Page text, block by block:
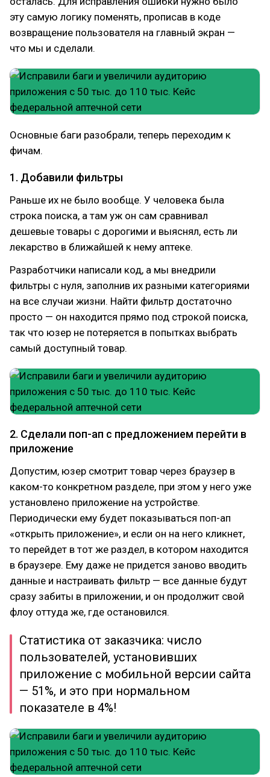
эту самую логику поменять, прописав в коде
возвращение пользователя на главный экран —
что мы и сделали.
Основные баги разобрали, теперь переходим к
фичам.
1. Добавили фильтры
Раньше их не было вообще. У человека была
строка поиска, а там уж он сам сравнивал
дешевые товары с дорогими и выяснял, есть ли
лекарство в ближайшей к нему аптеке.
Разработчики написали код, а мы внедрили
фильтры с нуля, заполнив их разными категориями
на все случаи жизни. Найти фильтр достаточно
просто — он находится прямо под строкой поиска,
так что юзер не потеряется в попытках выбрать
самый доступный товар.
2. Сделали поп-ап с предложением перейти в
приложение
Допустим, юзер смотрит товар через браузер в
каком-то конкретном разделе, при этом у него уже
установлено приложение на устройстве.
Периодически ему будет показываться поп-ап
«открыть приложение», и если он на него кликнет,
то перейдет в тот же раздел, в котором находится
в браузере. Ему даже не придется заново вводить
данные и настраивать фильтр — все данные будут
сразу забиты в приложении, и он продолжит свой
флоу оттуда же, где остановился.
Статистика от заказчика: число
пользователей, установивших
приложение с мобильной версии сайта
— 51%, и это при нормальном
показателе в 4%!